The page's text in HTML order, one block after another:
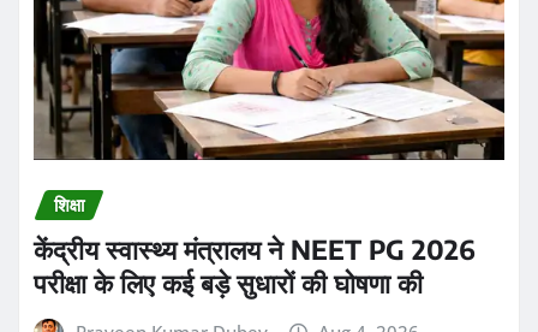
शिक्षा
केंद्रीय स्वास्थ्य मंत्रालय ने NEET PG 2026
परीक्षा के लिए कई बड़े सुधारों की घोषणा की
Praveen Kumar Dubey Aug 4, 2026